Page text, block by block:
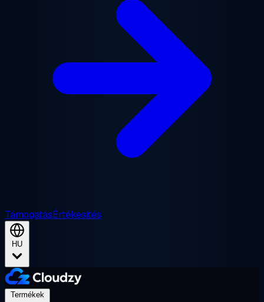
TámogatásÉrtékesítés
HU